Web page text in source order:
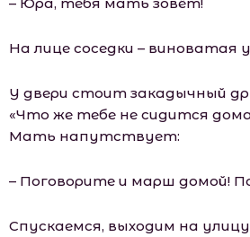
На лице соседки – виноватая
У двери стоит закадычный
«Что же тебе не сидится дома
Мать напутствует:
– Поговорите и марш домой!
Спускаемся, выходим на